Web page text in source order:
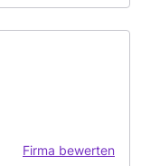
Firma bewerten